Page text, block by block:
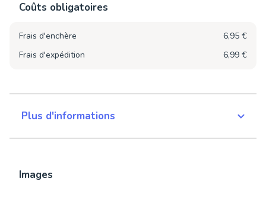
Coûts obligatoires
Frais d'enchère
6,95 €
Frais d'expédition
6,99 €
Plus d'informations
Images